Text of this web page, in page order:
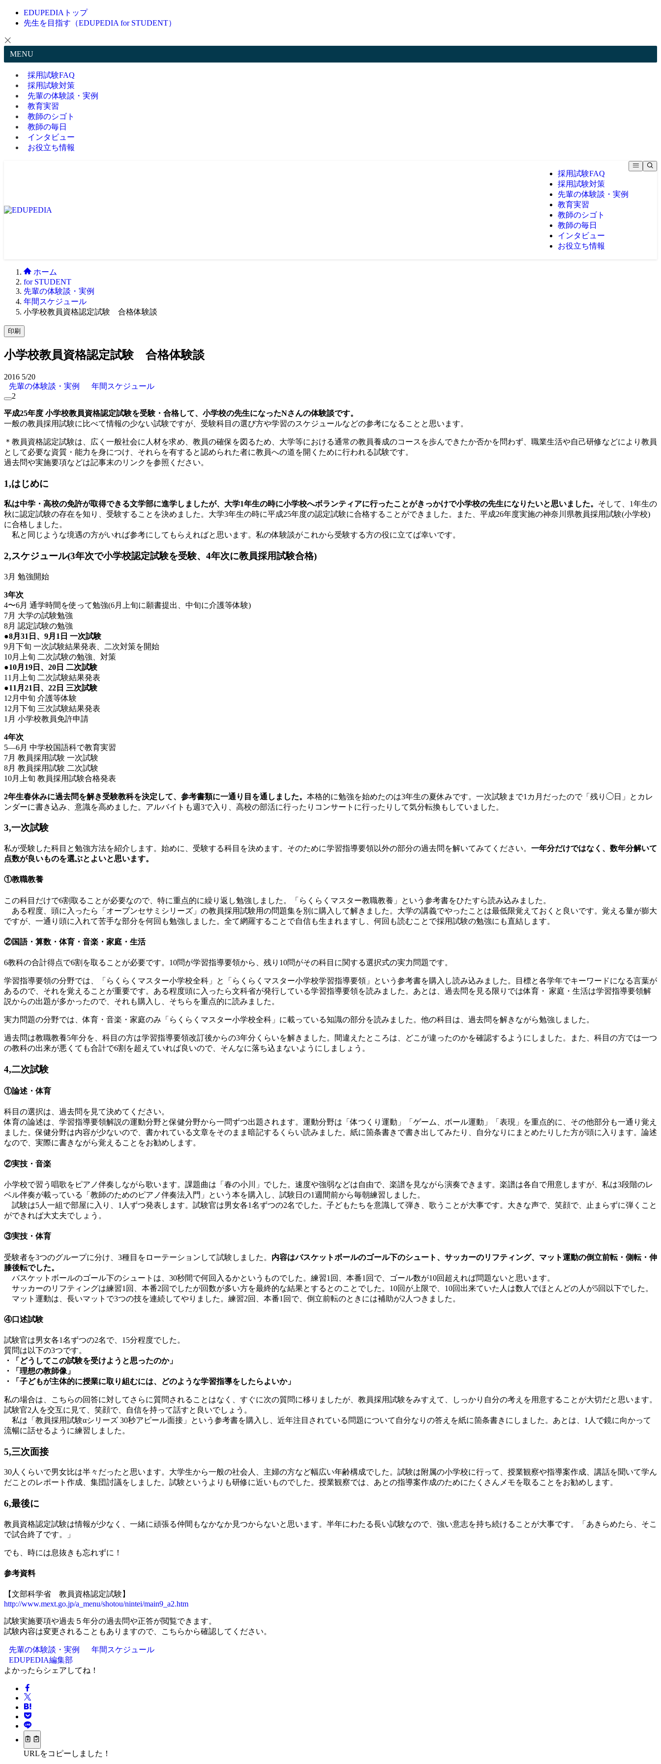
EDUPEDIAトップ
先生を目指す（EDUPEDIA for STUDENT）
MENU
採用試験FAQ
採用試験対策
先輩の体験談・実例
教育実習
教師のシゴト
教師の毎日
インタビュー
お役立ち情報
採用試験FAQ
採用試験対策
先輩の体験談・実例
教育実習
教師のシゴト
教師の毎日
インタビュー
お役立ち情報
ホーム
for STUDENT
先輩の体験談・実例
年間スケジュール
小学校教員資格認定試験 合格体験談
印刷
小学校教員資格認定試験 合格体験談
2016 5/20
先輩の体験談・実例
年間スケジュール
2
平成25年度 小学校教員資格認定試験を受験・合格して、小学校の先生になったNさんの体験談です。
一般の教員採用試験に比べて情報の少ない試験ですが、受験科目の選び方や学習のスケジュールなどの参考になることと思います。
＊教員資格認定試験は、広く一般社会に人材を求め、教員の確保を図るため、大学等における通常の教員養成のコースを歩んできたか否かを問わず、職業生活や自己研修などにより教員
として必要な資質・能力を身につけ、それらを有すると認められた者に教員への道を開くために行われる試験です。
過去問や実施要項などは記事末のリンクを参照ください。
1,はじめに
私は中学・高校の免許が取得できる文学部に進学しましたが、大学1年生の時に小学校へボランティアに行ったことがきっかけで小学校の先生になりたいと思いました。 そして、1年生の
秋に認定試験の存在を知り、受験することを決めました。大学3年生の時に平成25年度の認定試験に合格することができました。また、平成26年度実施の神奈川県教員採用試験(小学校)
に合格しました。
私と同じような境遇の方がいれば参考にしてもらえればと思います。私の体験談がこれから受験する方の役に立てば幸いです。
2,スケジュール(3年次で小学校認定試験を受験、4年次に教員採用試験合格)
3月 勉強開始
3年次
4〜6月 通学時間を使って勉強(6月上旬に願書提出、中旬に介護等体験)
7月 大学の試験勉強
8月 認定試験の勉強
●8月31日、9月1日 一次試験
9月下旬 一次試験結果発表、二次対策を開始
10月上旬 二次試験の勉強、対策
●10月19日、20日 二次試験
11月上旬 二次試験結果発表
●11月21日、22日 三次試験
12月中旬 介護等体験
12月下旬 三次試験結果発表
1月 小学校教員免許申請
4年次
5—6月 中学校国語科で教育実習
7月 教員採用試験 一次試験
8月 教員採用試験 二次試験
10月上旬 教員採用試験合格発表
2年生春休みに過去問を解き受験教科を決定して、参考書類に一通り目を通しました。 本格的に勉強を始めたのは3年生の夏休みです。一次試験まで1カ月だったので「残り◯日」とカレ
ンダーに書き込み、意識を高めました。アルバイトも週3で入り、高校の部活に行ったりコンサートに行ったりして気分転換もしていました。
3,一次試験
私が受験した科目と勉強方法を紹介します。始めに、受験する科目を決めます。そのために学習指導要領以外の部分の過去問を解いてみてください。 一年分だけではなく、数年分解いて
点数が良いものを選ぶとよいと思います。
①教職教養
この科目だけで6割取ることが必要なので、特に重点的に繰り返し勉強しました。「らくらくマスター教職教養」という参考書をひたすら読み込みました。
ある程度、頭に入ったら「オープンセサミシリーズ」の教員採用試験用の問題集を別に購入して解きました。大学の講義でやったことは最低限覚えておくと良いです。覚える量が膨大
ですが、一通り頭に入れて苦手な部分を何回も勉強しました。全て網羅することで自信も生まれますし、何回も読むことで採用試験の勉強にも直結します。
②国語・算数・体育・音楽・家庭・生活
6教科の合計得点で6割を取ることが必要です。10問が学習指導要領から、残り10問がその科目に関する選択式の実力問題です。
学習指導要領の分野では、「らくらくマスター小学校全科」と「らくらくマスター小学校学習指導要領」という参考書を購入し読み込みました。目標と各学年でキーワードになる言葉が
あるので、それを覚えることが重要です。ある程度頭に入ったら文科省が発行している学習指導要領を読みました。あとは、過去問を見る限りでは体育・ 家庭・生活は学習指導要領解
説からの出題が多かったので、それも購入し、そちらを重点的に読みました。
実力問題の分野では、体育・音楽・家庭のみ「らくらくマスター小学校全科」に載っている知識の部分を読みました。他の科目は、過去問を解きながら勉強しました。
過去問は教職教養5年分を、科目の方は学習指導要領改訂後からの3年分くらいを解きました。間違えたところは、どこが違ったのかを確認するようにしました。また、科目の方では一つ
の教科の出来が悪くても合計で6割を超えていれば良いので、そんなに落ち込まないようにしましょう。
4,二次試験
①論述・体育
科目の選択は、過去問を見て決めてください。
体育の論述は、学習指導要領解説の運動分野と保健分野から一問ずつ出題されます。運動分野は「体つくり運動」「ゲーム、ボール運動」「表現」を重点的に、その他部分も一通り覚え
ました。保健分野は内容が少ないので、書かれている文章をそのまま暗記するくらい読みました。紙に箇条書きで書き出してみたり、自分なりにまとめたりした方が頭に入ります。論述
なので、実際に書きながら覚えることをお勧めします。
②実技・音楽
小学校で習う唱歌をピアノ伴奏しながら歌います。課題曲は「春の小川」でした。速度や強弱などは自由で、楽譜を見ながら演奏できます。楽譜は各自で用意しますが、私は3段階のレ
ベル伴奏が載っている「教師のためのピアノ伴奏法入門」という本を購入し、試験日の1週間前から毎朝練習しました。
試験は5人一組で部屋に入り、1人ずつ発表します。試験官は男女各1名ずつの2名でした。子どもたちを意識して弾き、歌うことが大事です。大きな声で、笑顔で、止まらずに弾くこと
ができれば大丈夫でしょう。
③実技・体育
受験者を3つのグループに分け、3種目をローテーションして試験しました。 内容はバスケットボールのゴール下のシュート、サッカーのリフティング、マット運動の倒立前転・側転・伸
膝後転でした。
バスケットボールのゴール下のシュートは、30秒間で何回入るかというものでした。練習1回、本番1回で、ゴール数が10回超えれば問題ないと思います。
サッカーのリフティングは練習1回、本番2回でしたが回数が多い方を最終的な結果とするとのことでした。10回が上限で、10回出来ていた人は数人でほとんどの人が5回以下でした。
マット運動は、長いマットで3つの技を連続してやりました。練習2回、本番1回で、倒立前転のときには補助が2人つきました。
④口述試験
試験官は男女各1名ずつの2名で、15分程度でした。
質問は以下の3つです。
・「どうしてこの試験を受けようと思ったのか」
・「理想の教師像」
・「子どもが主体的に授業に取り組むには、どのような学習指導をしたらよいか」
私の場合は、こちらの回答に対してさらに質問されることはなく、すぐに次の質問に移りましたが、教員採用試験をみすえて、しっかり自分の考えを用意することが大切だと思います。
試験官2人を交互に見て、笑顔で、自信を持って話すと良いでしょう。
私は「教員採用試験αシリーズ 30秒アピール面接」という参考書を購入し、近年注目されている問題について自分なりの答えを紙に箇条書きにしました。あとは、1人で鏡に向かって
流暢に話せるように練習しました。
5,三次面接
30人くらいで男女比は半々だったと思います。大学生から一般の社会人、主婦の方など幅広い年齢構成でした。試験は附属の小学校に行って、授業観察や指導案作成、講話を聞いて学ん
だことのレポート作成、集団討議をしました。試験というよりも研修に近いものでした。授業観察では、あとの指導案作成のためにたくさんメモを取ることをお勧めします。
6,最後に
教員資格認定試験は情報が少なく、一緒に頑張る仲間もなかなか見つからないと思います。半年にわたる長い試験なので、強い意志を持ち続けることが大事です。「あきらめたら、そこ
で試合終了です。」
でも、時には息抜きも忘れずに！
参考資料
【文部科学省 教員資格認定試験】
http://www.mext.go.jp/a_menu/shotou/nintei/main9_a2.htm
試験実施要項や過去５年分の過去問や正答が閲覧できます。
試験内容は変更されることもありますので、こちらから確認してください。
先輩の体験談・実例
年間スケジュール
EDUPEDIA編集部
よかったらシェアしてね！
URLをコピーしました！